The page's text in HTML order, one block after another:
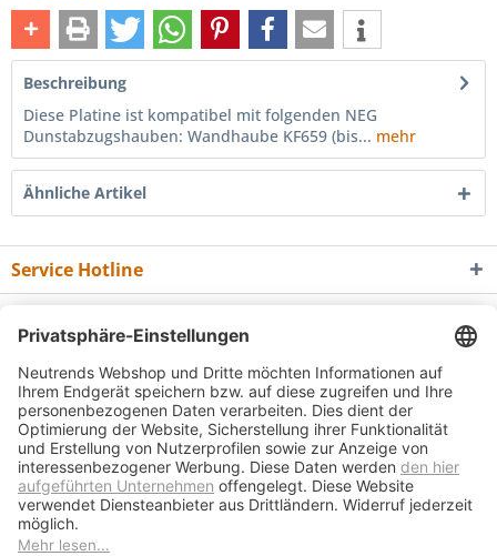
Beschreibung
Diese Platine ist kompatibel mit folgenden NEG
Dunstabzugshauben: Wandhaube KF659 (bis... mehr
Ähnliche Artikel
Service Hotline
Informationen
Newsletter
* Alle Preise inkl. gesetzl. Mehrwertsteuer zzgl.Versandkostenund ggf.
Nachnahmegebühren, wenn nicht anders beschrieben
Bedienungsanleitungen